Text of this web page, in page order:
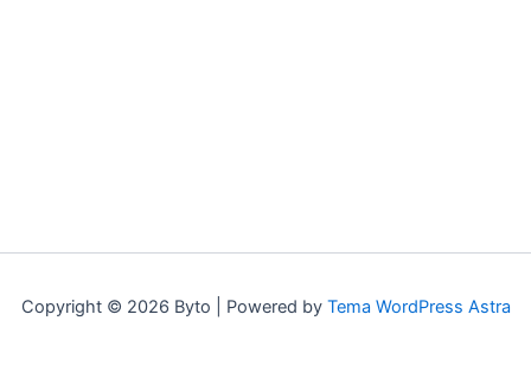
Copyright © 2026 Byto | Powered by Tema WordPress Astra